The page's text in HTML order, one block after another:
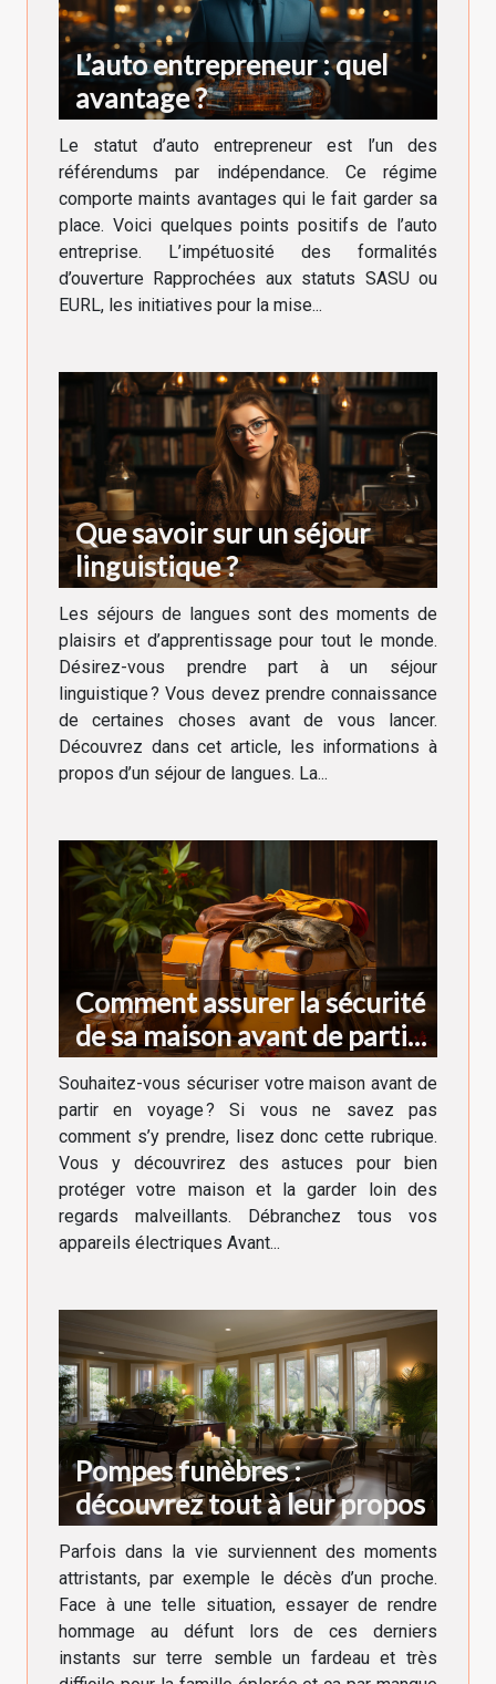
L’auto entrepreneur : quel
avantage ?
Le statut d’auto entrepreneur est l’un des
référendums par indépendance. Ce régime
comporte maints avantages qui le fait garder sa
place. Voici quelques points positifs de l’auto
entreprise. L’impétuosité des formalités
d’ouverture Rapprochées aux statuts SASU ou
EURL, les initiatives pour la mise...
Que savoir sur un séjour
linguistique ?
Les séjours de langues sont des moments de
plaisirs et d’apprentissage pour tout le monde.
Désirez-vous prendre part à un séjour
linguistique ? Vous devez prendre connaissance
de certaines choses avant de vous lancer.
Découvrez dans cet article, les informations à
propos d’un séjour de langues. La...
Comment assurer la sécurité
de sa maison avant de partir
en voyage ?
Souhaitez-vous sécuriser votre maison avant de
partir en voyage ? Si vous ne savez pas
comment s’y prendre, lisez donc cette rubrique.
Vous y découvrirez des astuces pour bien
protéger votre maison et la garder loin des
regards malveillants. Débranchez tous vos
appareils électriques Avant...
Pompes funèbres :
découvrez tout à leur propos
Parfois dans la vie surviennent des moments
attristants, par exemple le décès d’un proche.
Face à une telle situation, essayer de rendre
hommage au défunt lors de ces derniers
instants sur terre semble un fardeau et très